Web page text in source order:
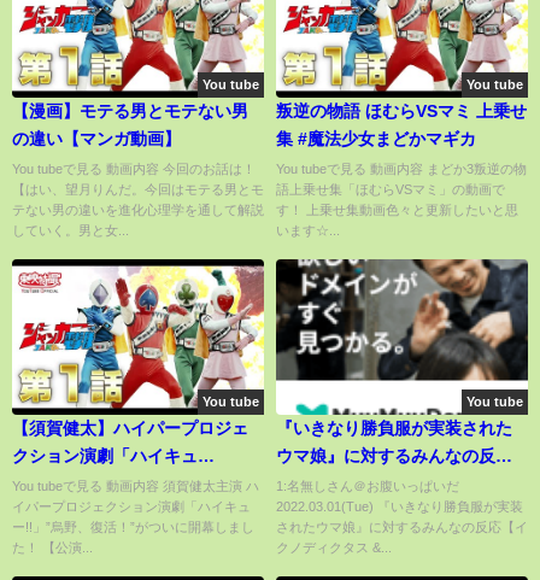
You tube
【漫画】モテる男とモテない男
の違い【マンガ動画】
You tubeで見る 動画内容 今回のお話は！
【はい、望月りんだ。今回はモテる男とモ
テない男の違いを進化心理学を通して解説
していく。男と女...
You tube
叛逆の物語 ほむらVSマミ 上乗せ
集 #魔法少女まどかマギカ
You tubeで見る 動画内容 まどか3叛逆の物
語上乗せ集「ほむらVSマミ」の動画で
す！ 上乗せ集動画色々と更新したいと思
います☆...
You tube
【須賀健太】ハイパープロジェ
クション演劇「ハイキュ
ー!!」”烏野、復活！”開幕！
You tubeで見る 動画内容 須賀健太主演 ハ
イパープロジェクション演劇「ハイキュ
ー!!」”烏野、復活！”がついに開幕しまし
た！ 【公演...
You tube
『いきなり勝負服が実装された
ウマ娘』に対するみんなの反応
【イクノディクタス & サトノダ
イヤモンド & ダイタクヘリオス
& メジロパーマー】【ウマ娘プ
1:名無しさん＠お腹いっぱいだ
2022.03.01(Tue) 『いきなり勝負服が実装
されたウマ娘』に対するみんなの反応【イ
クノディクタス &...